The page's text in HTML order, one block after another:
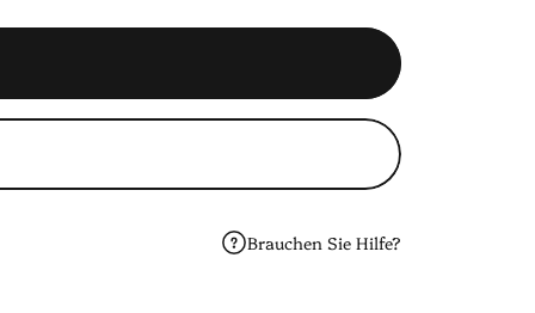
Brauchen Sie Hilfe?